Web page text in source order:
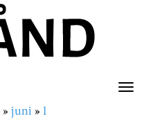
Toggle
juni 1